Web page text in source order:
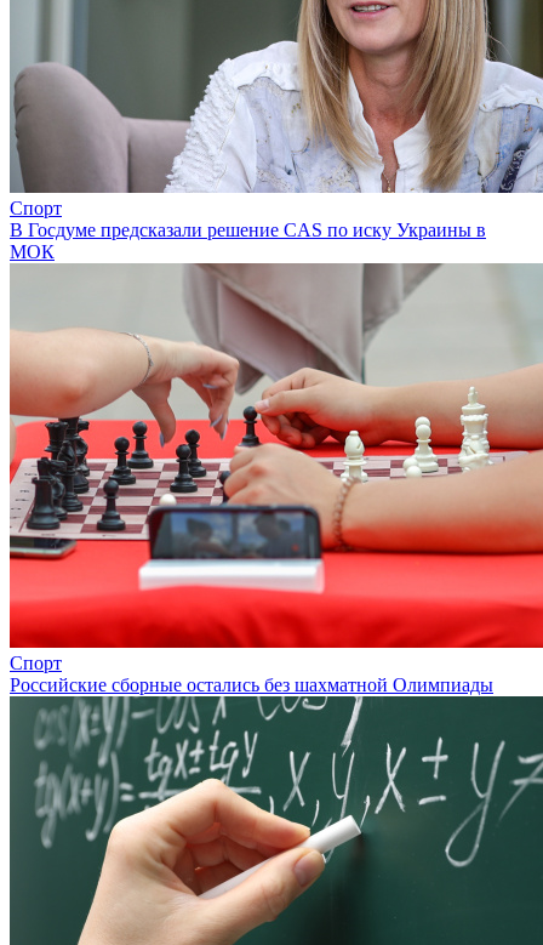
Спорт
В Госдуме предсказали решение CAS по иску Украины в
МОК
Спорт
Российские сборные остались без шахматной Олимпиады